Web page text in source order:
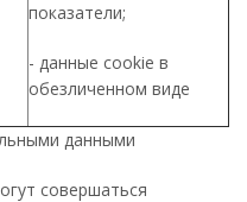
показатели;
- данные cookie в
обезличенном виде
данными
совершаться